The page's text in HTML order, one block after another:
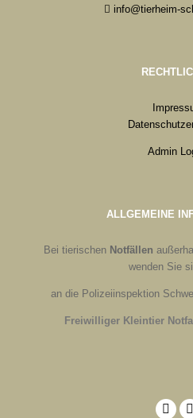
info@tierheim-
Admin
ALLGEMEINE
Bei tierischen Notfällen
wenden Sie
an die Polizeiinspektion
Freiwilliger Kleintier